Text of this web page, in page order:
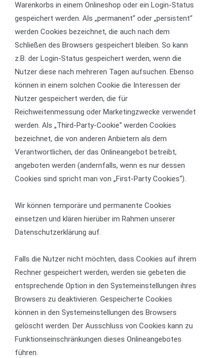
Warenkorbs in einem Onlineshop oder ein Login-Status
gespeichert werden. Als „permanent“ oder „persistent“
werden Cookies bezeichnet, die auch nach dem
Schließen des Browsers gespeichert bleiben. So kann
z.B. der Login-Status gespeichert werden, wenn die
Nutzer diese nach mehreren Tagen aufsuchen. Ebenso
können in einem solchen Cookie die Interessen der
Nutzer gespeichert werden, die für
Reichweitenmessung oder Marketingzwecke verwendet
werden. Als „Third-Party-Cookie“ werden Cookies
bezeichnet, die von anderen Anbietern als dem
Verantwortlichen, der das Onlineangebot betreibt,
angeboten werden (andernfalls, wenn es nur dessen
Cookies sind spricht man von „First-Party Cookies“).
Wir können temporäre und permanente Cookies
einsetzen und klären hierüber im Rahmen unserer
Datenschutzerklärung auf.
Falls die Nutzer nicht möchten, dass Cookies auf ihrem
Rechner gespeichert werden, werden sie gebeten die
entsprechende Option in den Systemeinstellungen ihres
Browsers zu deaktivieren. Gespeicherte Cookies
können in den Systemeinstellungen des Browsers
gelöscht werden. Der Ausschluss von Cookies kann zu
Funktionseinschränkungen dieses Onlineangebotes
führen.